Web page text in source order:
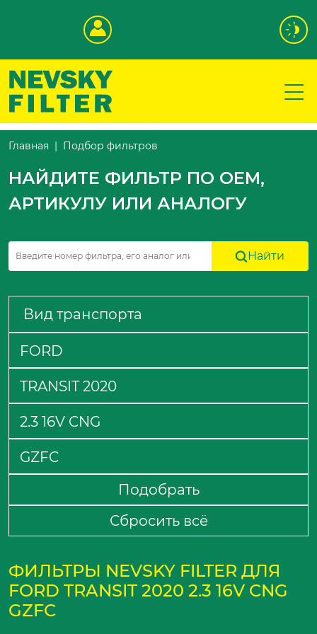
Главная Подбор фильтров
НАЙДИТЕ ФИЛЬТР ПО OEM,
АРТИКУЛУ ИЛИ АНАЛОГУ
Найти
Подобрать
Сбросить всё
ФИЛЬТРЫ NEVSKY FILTER ДЛЯ
FORD TRANSIT 2020 2.3 16V CNG
GZFC